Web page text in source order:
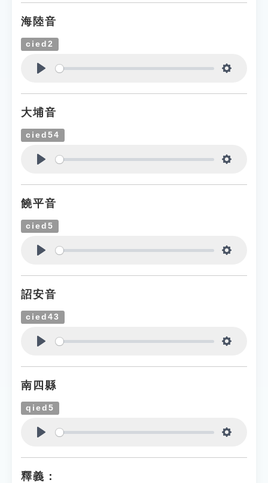
海陸音
cied2
大埔音
cied54
饒平音
cied5
詔安音
cied43
南四縣
qied5
釋義：